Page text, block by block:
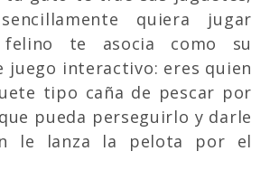
quiera jugar
te asocia como su
juego interactivo: eres quien
tipo caña de pescar por
pueda perseguirlo y darle
le lanza la pelota por el